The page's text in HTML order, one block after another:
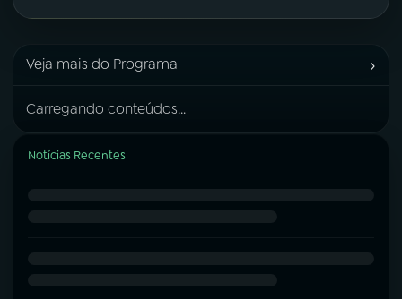
Veja mais do Programa ›
Carregando conteúdos...
Notícias Recentes